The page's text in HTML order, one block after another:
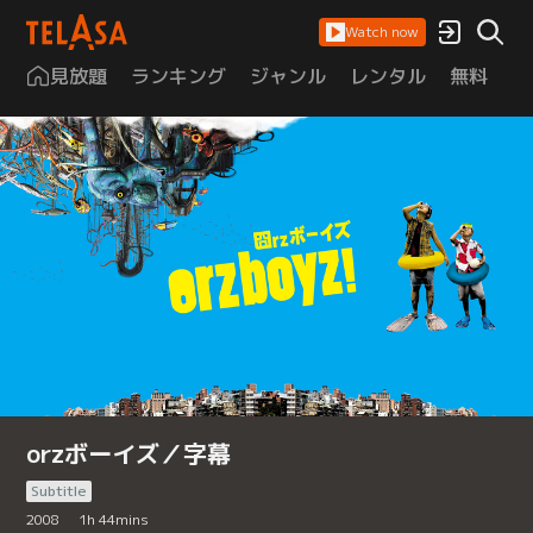
Watch now
見放題 ランキング ジャンル レンタル 無料
orzボーイズ／字幕
Subtitle
2008
1h 44mins